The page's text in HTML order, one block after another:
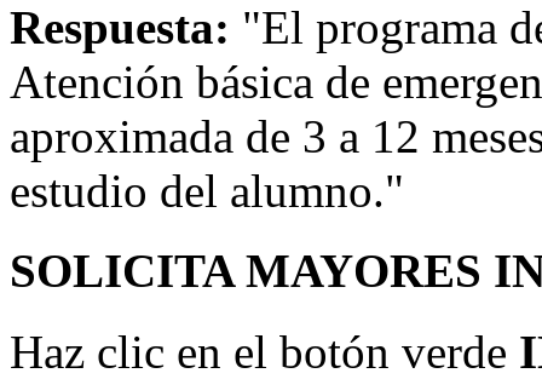
Respuesta: "El programa
Atención básica de
aproximada de 3 a 12
estudio del alumno."
SOLICITA MAYORES
Haz clic en el botón verde